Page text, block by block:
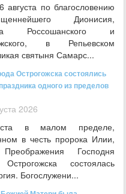
по благословению
Дионисия,
Россошанского и
в Репьевском
святыня Самарс...
Острогожска состоялись
одного из пределов
2026
в малом пределе,
в честь пророка Илии,
Господня
состоялась
Богослужени...